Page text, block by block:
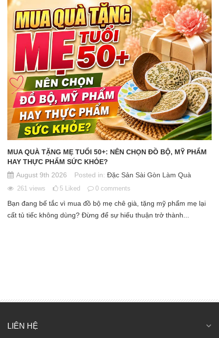
MUA QUÀ TẶNG MẸ TUỔI 50+: NÊN CHỌN ĐỒ BỘ, MỸ PHẨM
HAY THỰC PHẨM SỨC KHỎE?
Posted in: Đặc Sản Sài Gòn Làm Quà
August 9th 2026
261 views 5 Liked 0 comments
Bạn đang bế tắc vì mua đồ bộ mẹ chê già, tặng mỹ phẩm mẹ lại
cất tủ tiếc không dùng? Đừng để sự hiếu thuận trở thành...
LIÊN HỆ expand_more